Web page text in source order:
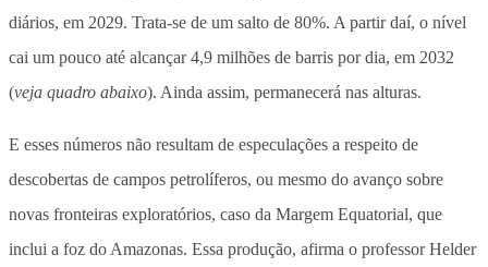
diários, em 2029. Trata-se de um salto de 80%. A partir daí, o nível
cai um pouco até alcançar 4,9 milhões de barris por dia, em 2032
(veja quadro abaixo). Ainda assim, permanecerá nas alturas.
E esses números não resultam de especulações a respeito de
descobertas de campos petrolíferos, ou mesmo do avanço sobre
novas fronteiras exploratórios, caso da Margem Equatorial, que
inclui a foz do Amazonas. Essa produção, afirma o professor Helder